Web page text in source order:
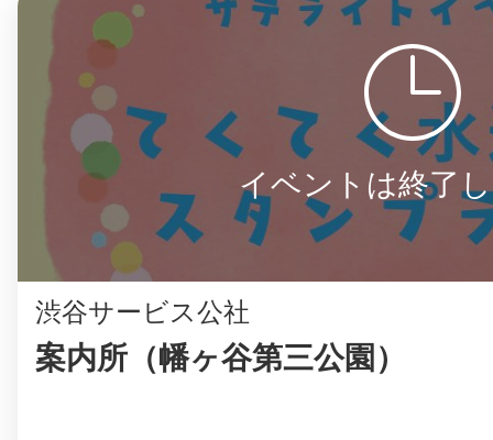
イベントは終了
渋谷サービス公社
案内所（幡ヶ谷第三公園）